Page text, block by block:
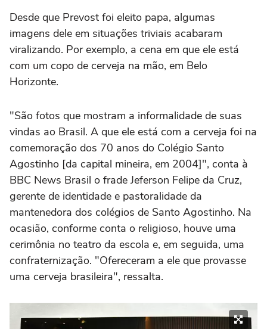
Desde que Prevost foi eleito papa, algumas
imagens dele em situações triviais acabaram
viralizando. Por exemplo, a cena em que ele está
com um copo de cerveja na mão, em Belo
Horizonte.
"São fotos que mostram a informalidade de suas
vindas ao Brasil. A que ele está com a cerveja foi na
comemoração dos 70 anos do Colégio Santo
Agostinho [da capital mineira, em 2004]", conta à
BBC News Brasil o frade Jeferson Felipe da Cruz,
gerente de identidade e pastoralidade da
mantenedora dos colégios de Santo Agostinho. Na
ocasião, conforme conta o religioso, houve uma
cerimônia no teatro da escola e, em seguida, uma
confraternização. "Ofereceram a ele que provasse
uma cerveja brasileira", ressalta.